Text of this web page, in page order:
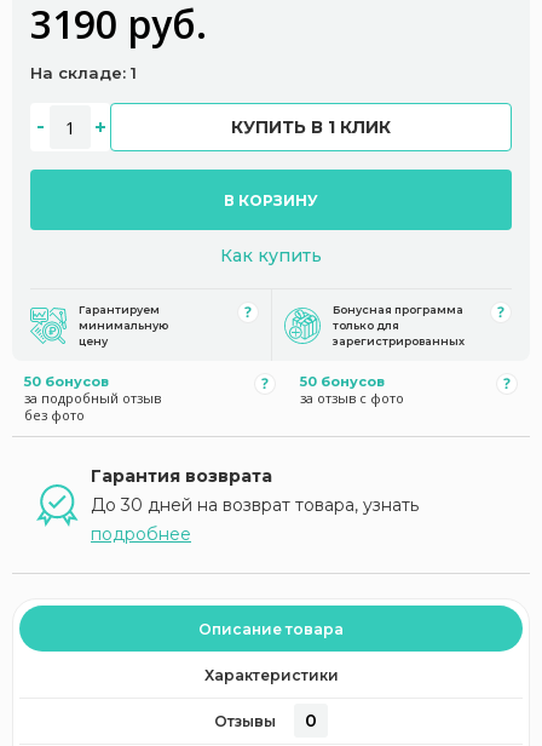
3190 руб.
На складе: 1
КУПИТЬ В 1 КЛИК
В КОРЗИНУ
Как купить
Гарантируем
минимальную
цену
Бонусная программа
только для
зарегистрированных
50 бонусов
за подробный отзыв
без фото
50 бонусов
за отзыв с фото
Гарантия возврата
До 30 дней на возврат товара, узнать
подробнее
Описание товара
Характеристики
Отзывы 0